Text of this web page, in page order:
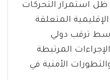
استمرار التحركات
المتعلقة
وسط ترقب دولي
المرتبطة
والتطورات الأمنية في